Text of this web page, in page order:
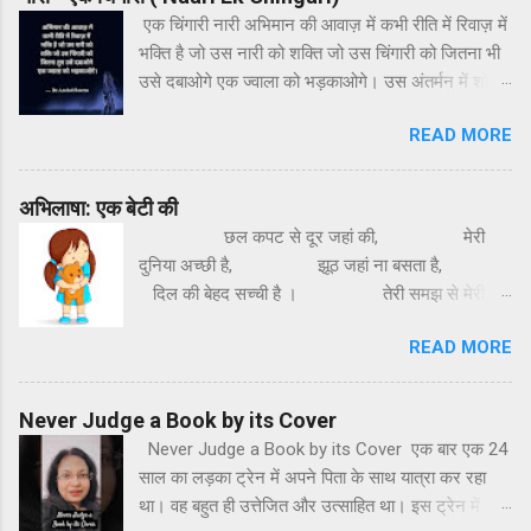
है। किसी के ऊपर प्यार का रंग चढ़ता है तो कोई पल-पल रंग
बदलता है। रंगों के त्यौहार पर, भर दिल में प्यार के रंग। दूरी
सारी भूलकर, हो एक दूजे के संग। रंग से ना डर उससे डर,
जो बदले पल पल रंग। रंगों के इस त्यौहार को फ़ीका ना पड़ने
दें। एक दूसरे पर खुलकर रंग लगाइए चाहे वह आपके प्यार का
Saxena
एक चिंगारी नारी अभिमान की आवाज़ में कभी रीति में रिवाज़ में
भक्ति है जो उस नारी को शक्ति जो उस चिंगारी को जितना भी
उसे दबाओगे एक ज्वाला को भड़काओगे। उस अंतर्मन में शोर है
मजबूत बनाओगे। बचपन में थामा था आंचल वो ही पूरक वो ही
संबल तुम उसके बिना अधूरे हो तुम नारी से ही पूरे हो जितना
तुम अहम बढ़ाओगे अपना अस्तित्व मिटाओगे। By-
READ MORE
अभिलाषा: एक बेटी की
छल कपट से दूर जहां की, मेरी
दुनिया अच्छी है, झूठ जहां ना बसता है,
दिल की बेहद सच्ची है । तेरी समझ से मेरी
समझ में आना मुश्किल है, हर दिन मेरी नई राह
है, दूर बड़ी ही मंजिल है। मेरी
कोशिश मेरी क्षमता कोई तो पहचाने,
READ MORE
Never Judge a Book by its Cover
Never Judge a Book by its Cover एक बार एक 24
साल का लड़का ट्रेन में अपने पिता के साथ यात्रा कर रहा
था। वह बहुत ही उत्तेजित और उत्साहित था। इस ट्रेन में